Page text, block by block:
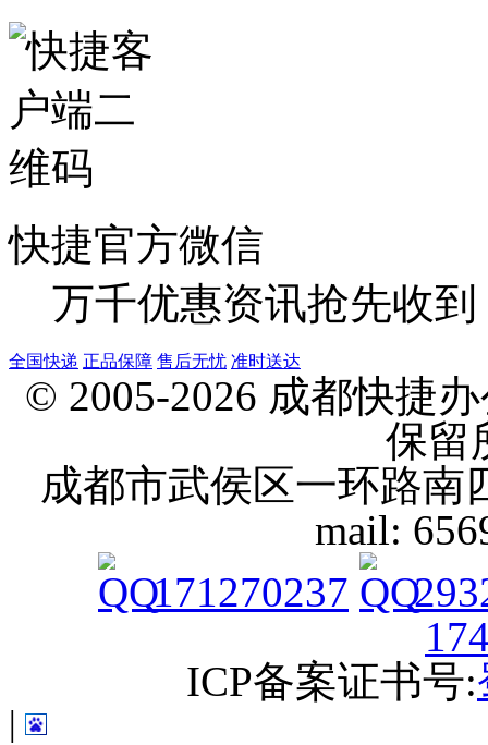
快捷官方微信
万千优惠资讯抢先收
全国快递 正品保障 售后无忧 准时送达
© 2005-2026 成都快捷
保留
成都市武侯区一环路南
mail:
171270237
ICP备案证书号:
|